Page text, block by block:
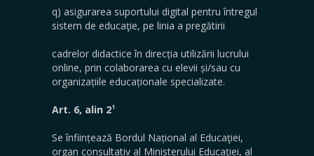
q) asigurarea suportului digital pentru întregul
sistem de educaţie, pe linia a pregătirii
cadrelor didactice în direcția utilizării lucrului
online, prin colaborarea cu elevii și/sau cu
organizațiile educaționale specializate.
Art. 6, alin 21
Se înființează Bordul Național al Educaţiei,
organ consultativ al Ministerului Educaţiei, al